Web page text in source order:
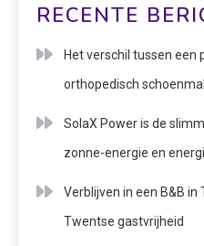
RECENTE
Het verschil tussen een
orthopedisch
SolaX Power is de
zonne-energie en
Verblijven in een B&B
Twentse gastvrijheid